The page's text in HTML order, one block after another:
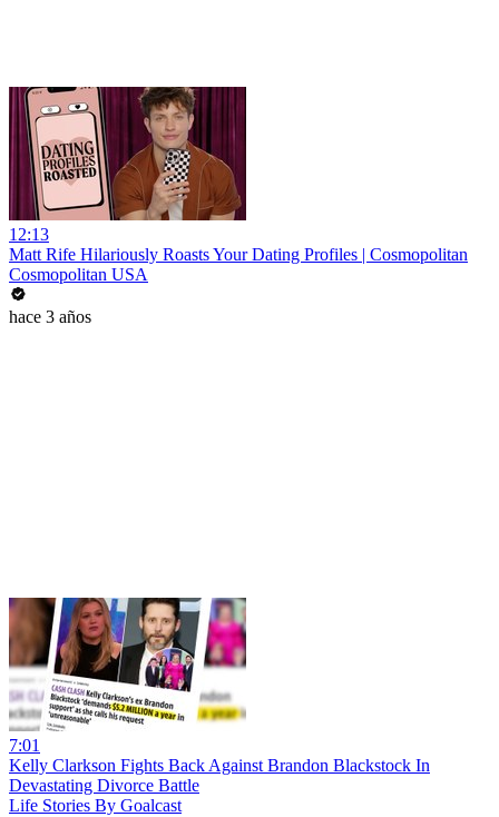
12:13
Matt Rife Hilariously Roasts Your Dating Profiles | Cosmopolitan
Cosmopolitan USA
hace 3 años
7:01
Kelly Clarkson Fights Back Against Brandon Blackstock In
Devastating Divorce Battle
Life Stories By Goalcast